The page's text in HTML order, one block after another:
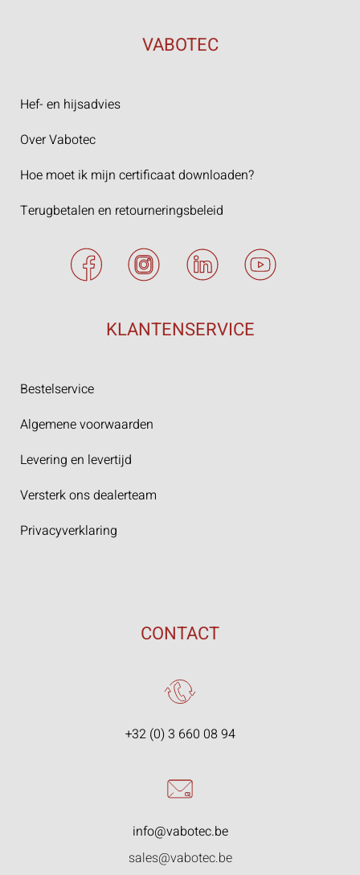
VABOTEC
Hef- en hijsadvies
Over Vabotec
Hoe moet ik mijn certificaat downloaden?
Terugbetalen en retourneringsbeleid
KLANTENSERVICE
Bestelservice
Algemene voorwaarden
Levering en levertijd
Versterk ons dealerteam
Privacyverklaring
CONTACT
+32 (0) 3 660 08 94
info@vabotec.be
sales@vabotec.be